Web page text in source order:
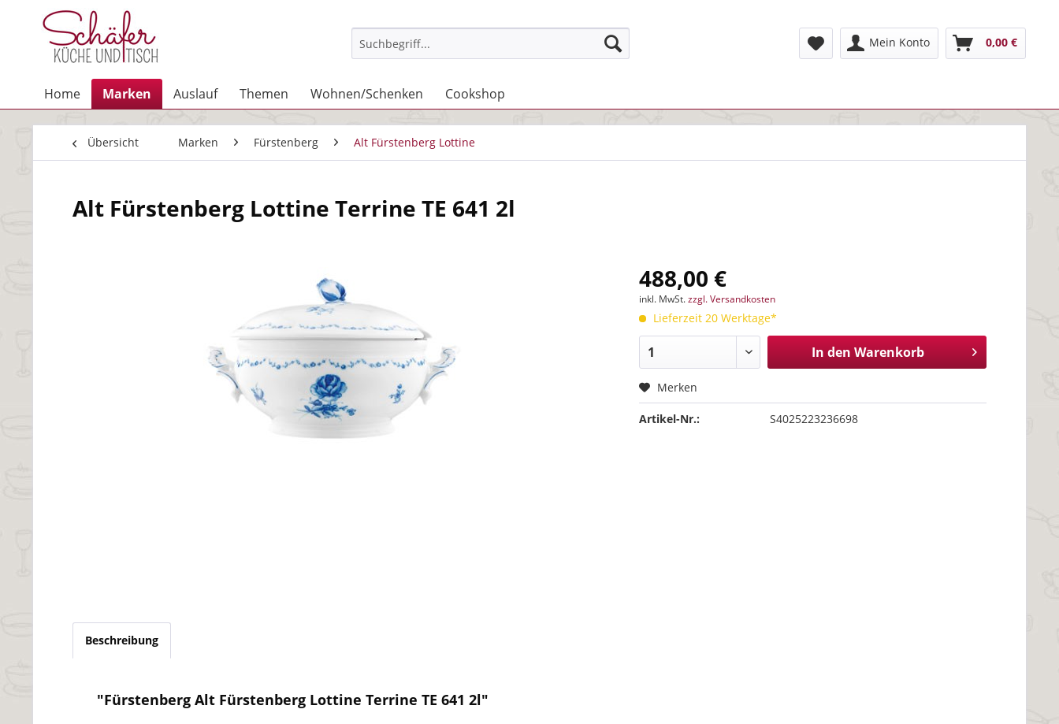
Mein Konto 0,00 €
Home Marken Auslauf Themen Wohnen/Schenken Cookshop
Übersicht Marken Fürstenberg Alt Fürstenberg Lottine
Alt Fürstenberg Lottine Terrine TE 641 2l
488,00 €
inkl. MwSt.zzgl. Versandkosten
Lieferzeit 20 Werktage*
In den Warenkorb
Merken
Artikel-Nr.: S4025223236698
Beschreibung
"Fürstenberg Alt Fürstenberg Lottine Terrine TE 641 2l"